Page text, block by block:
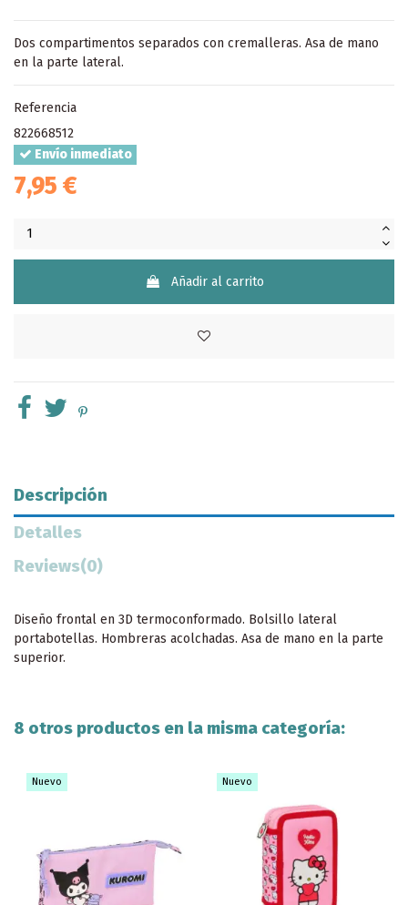
Dos compartimentos separados con cremalleras. Asa de mano
en la parte lateral.
Referencia
822668512
Envío inmediato
7,95 €
Añadir al carrito
Descripción
Detalles
Reviews(0)
Diseño frontal en 3D termoconformado. Bolsillo lateral
portabotellas. Hombreras acolchadas. Asa de mano en la parte
superior.
8 otros productos en la misma categoría:
Nuevo Nuevo